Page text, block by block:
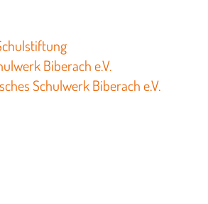
Biberach e.V.
Schulwerk Biberach e.V.